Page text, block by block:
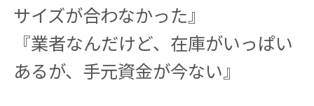
サイズが合わなかった』
『業者なんだけど、在庫がいっぱい
あるが、手元資金が今ない』